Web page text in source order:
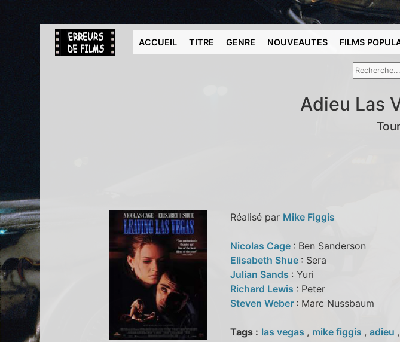
ACCUEIL TITRE GENRE NOUVEAUTES FILMS
Adieu Las
Réalisé par Mike Figgis
Nicolas Cage : Ben Sanderson
Elisabeth Shue : Sera
Julian Sands : Yuri
Richard Lewis : Peter
Steven Weber : Marc Nussbaum
Tags : las vegas , mike figgis , adieu ,